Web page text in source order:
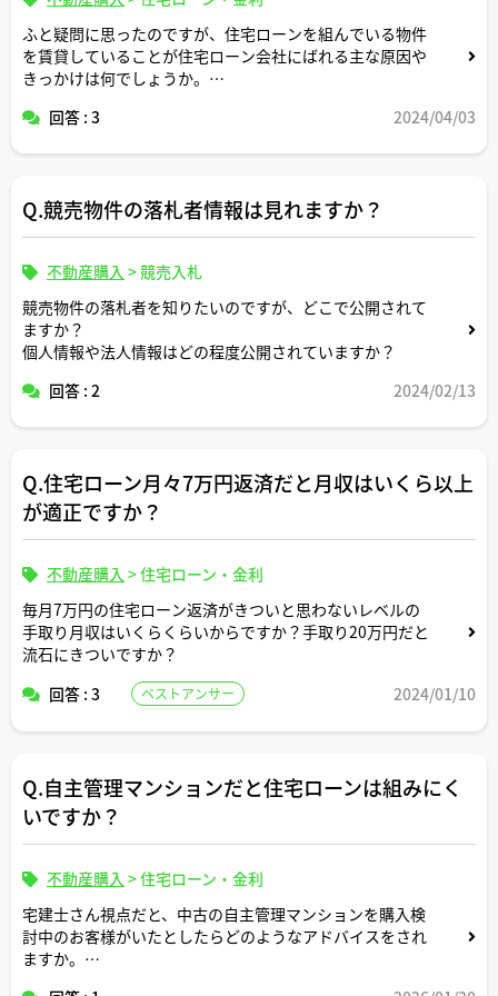
ふと疑問に思ったのですが、住宅ローンを組んでいる物件
を賃貸していることが住宅ローン会社にばれる主な原因や
きっかけは何でしょうか。
ご解説よろしくお願いします。
回答 : 3 2024/04/03
Q.競売物件の落札者情報は見れますか？
不動産購入 >競売入札
競売物件の落札者を知りたいのですが、どこで公開されて
ますか？
個人情報や法人情報はどの程度公開されていますか？
回答 : 2
2024/02/13
Q.住宅ローン月々7万円返済だと月収はいくら以上
が適正ですか？
不動産購入 >住宅ローン・金利
毎月7万円の住宅ローン返済がきついと思わないレベルの
手取り月収はいくらくらいからですか？手取り20万円だと
流石にきついですか？
回答 : 3
ベストアンサー 2024/01/10
Q.自主管理マンションだと住宅ローンは組みにく
いですか？
不動産購入 >住宅ローン・金利
宅建士さん視点だと、中古の自主管理マンションを購入検
討中のお客様がいたとしたらどのようなアドバイスをされ
ますか。